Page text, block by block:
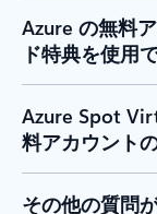
Azure の無料
ド特典を使用
Azure Spot
料アカウント
その他の質問